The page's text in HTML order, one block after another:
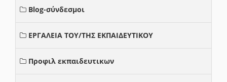
Blog-σύνδεσμοι
ΕΡΓΑΛΕΙΑ ΤΟΥ/ΤΗΣ ΕΚΠΑΙΔΕΥΤΙΚΟΥ
Προφιλ εκπαιδευτικων